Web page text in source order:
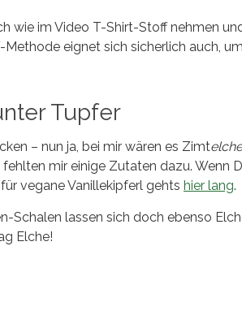
wie im Video T-Shirt-Stoff nehmen
eignet sich sicherlich auch,
Tupfer
– nun ja, bei mir wären es Zimtelche
mir einige Zutaten dazu. Wenn
vegane Vanillekipferl gehts hier lang.
Schalen lassen sich doch ebenso
Elche!